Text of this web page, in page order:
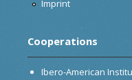
Imprint
Cooperations
Ibero-American